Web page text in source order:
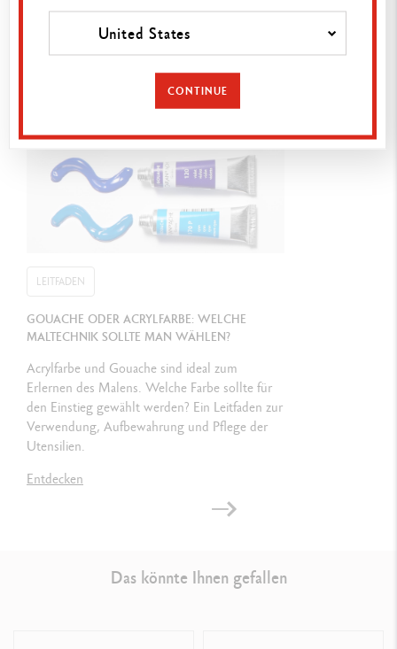
Lektion 1: BERGE IN DER ABENDDÄMMERUNGMIT mit Adrian
WEBER
Lektion 2: LANDSCHAFT IM TAGESVERLAUF mit Ambre
VERSCHAEVE
Lektion 3: TERRAZZO-FRAU mit Claudia MELCHOR
VERPACKUNG
Rote Box aus Pappe, enthalten sind rote Metall-Etuis mit dem
Sortiment der Classic-Reihe von Caran d’Ache
GESETZLICHE VORSCHRIFTEN
Swiss Made, CE/UKCA, FSC™
PRODUKTREFERENZ
LEITFADEN
GOUACHE ODER ACRYLFARBE: WELCHE
MALTECHNIK SOLLTE MAN WÄHLEN?
Acrylfarbe und Gouache sind ideal zum
Erlernen des Malens. Welche Farbe sollte für
den Einstieg gewählt werden? Ein Leitfaden zur
Verwendung, Aufbewahrung und Pflege der
Utensilien.
Entdecken
Das könnte Ihnen gefallen
United States
CONTINUE